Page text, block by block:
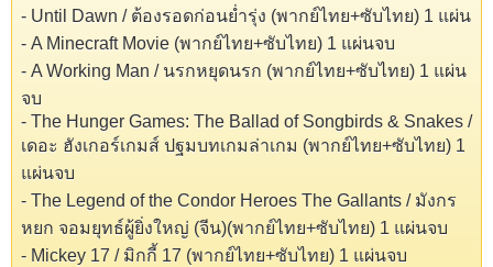
- Until Dawn / ต้องรอดก่อนย่ำรุ่ง (พากย์ไทย+ซับไทย) 1 แผ่น
- A Minecraft Movie (พากย์ไทย+ซับไทย) 1 แผ่นจบ
- A Working Man / นรกหยุดนรก (พากย์ไทย+ซับไทย) 1 แผ่น
จบ
- The Hunger Games: The Ballad of Songbirds & Snakes /
เดอะ ฮังเกอร์เกมส์ ปฐมบทเกมล่าเกม (พากย์ไทย+ซับไทย) 1
แผ่นจบ
- The Legend of the Condor Heroes The Gallants / มังกร
หยก จอมยุทธ์ผู้ยิ่งใหญ่ (จีน)(พากย์ไทย+ซับไทย) 1 แผ่นจบ
- Mickey 17 / มิกกี้ 17 (พากย์ไทย+ซับไทย) 1 แผ่นจบ